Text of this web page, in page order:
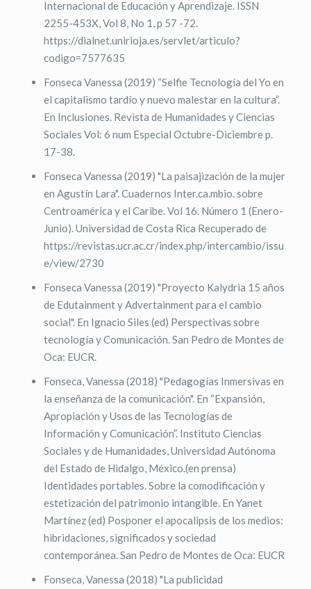
Internacional de Educación y Aprendizaje. ISSN
2255-453X, Vol 8, No 1, p 57 -72.
https://dialnet.unirioja.es/servlet/articulo?
codigo=7577635
Fonseca Vanessa (2019) “Selfie Tecnología del Yo en
el capitalismo tardío y nuevo malestar en la cultura”.
En Inclusiones. Revista de Humanidades y Ciencias
Sociales Vol: 6 num Especial Octubre-Diciembre p.
17-38.
Fonseca Vanessa (2019) "La paisajización de la mujer
en Agustín Lara". Cuadernos Inter.ca.mbio. sobre
Centroamérica y el Caribe. Vol 16. Número 1 (Enero-
Junio). Universidad de Costa Rica Recuperado de
https://revistas.ucr.ac.cr/index.php/intercambio/issu
e/view/2730
Fonseca Vanessa (2019) "Proyecto Kalydria 15 años
de Edutainment y Advertainment para el cambio
social". En Ignacio Siles (ed) Perspectivas sobre
tecnología y Comunicación. San Pedro de Montes de
Oca: EUCR.
Fonseca, Vanessa (2018) "Pedagogías Inmersivas en
la enseñanza de la comunicación". En “Expansión,
Apropiación y Usos de las Tecnologías de
Información y Comunicación”. Instituto Ciencias
Sociales y de Humanidades, Universidad Autónoma
del Estado de Hidalgo, México.(en prensa)
Identidades portables. Sobre la comodificación y
estetización del patrimonio intangible. En Yanet
Martínez (ed) Posponer el apocalipsis de los medios:
hibridaciones, significados y sociedad
contemporánea. San Pedro de Montes de Oca: EUCR
Fonseca, Vanessa (2018) "La publicidad